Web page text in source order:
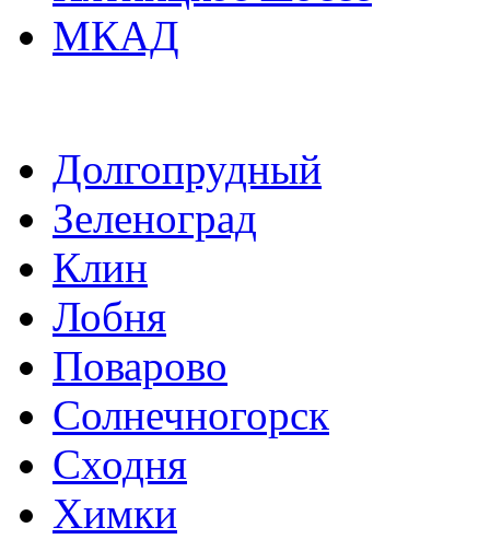
МКАД
Долгопрудный
Зеленоград
Клин
Лобня
Поварово
Солнечногорск
Сходня
Химки